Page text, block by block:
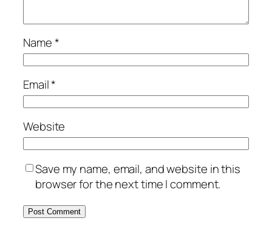
Name*
Email*
Website
Save my name, email, and website in this
browser for the next time I comment.